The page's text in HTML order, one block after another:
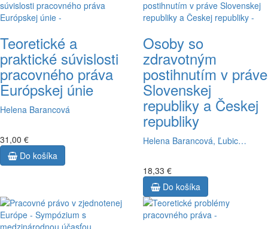
Teoretické a
praktické súvislosti
pracovného práva
Európskej únie
Helena Barancová
31,00 €
Do košíka
Osoby so
zdravotným
postihnutím v práve
Slovenskej
republiky a Českej
republiky
Helena Barancová, Ľubic…
18,33 €
Do košíka